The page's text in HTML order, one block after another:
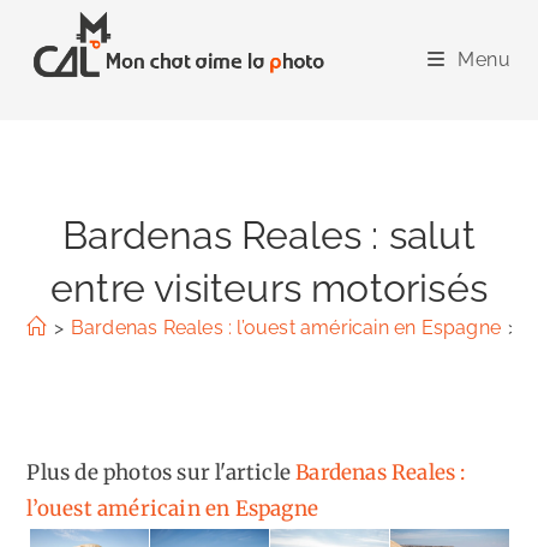
content
Menu
Bardenas Reales : salut
entre visiteurs motorisés
> Bardenas Reales : l’ouest américain en Espagne >
Plus de photos sur l'articleBardenas Reales :
l’ouest américain en Espagne